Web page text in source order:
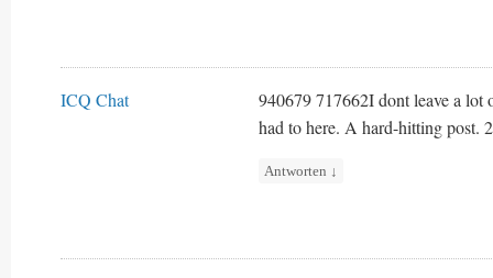
ICQ Chat
940679 717662I dont leave a lot
had to here. A hard-hitting post.
Antworten ↓